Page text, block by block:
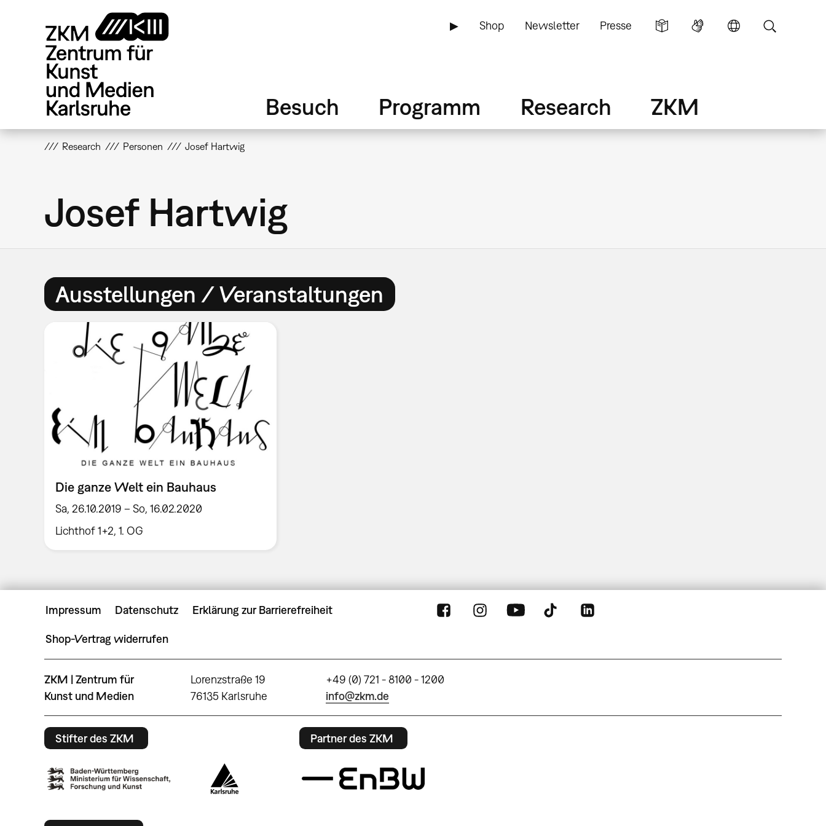
▶ Shop Newsletter Presse
Besuch Programm Research ZKM
Research Personen Josef Hartwig
Josef Hartwig
Ausstellungen / Veranstaltungen
Die ganze Welt ein Bauhaus
Sa, 26.10.2019 – So, 16.02.2020
Lichthof 1+2, 1. OG
Impressum Datenschutz Erklärung zur Barrierefreiheit
Shop-Vertrag widerrufen
ZKM | Zentrum für
Kunst und Medien
Lorenzstraße 19
76135 Karlsruhe
+49 (0) 721 - 8100 - 1200
info@zkm.de
Stifter des ZKM Partner des ZKM